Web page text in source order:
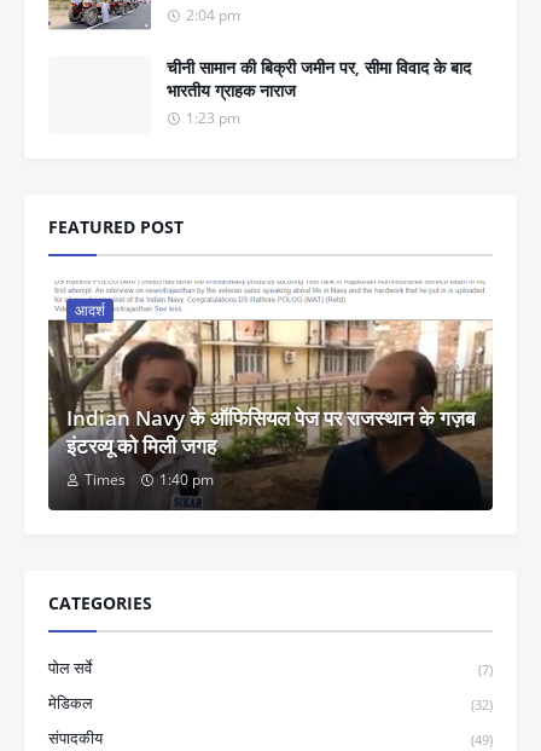
2:04 pm
चीनी सामान की बिक्री जमीन पर, सीमा विवाद के बाद
भारतीय ग्राहक नाराज
1:23 pm
FEATURED POST
आदर्श
Indian Navy के ऑफिसियल पेज पर राजस्थान के गज़ब
इंटरव्यू को मिली जगह
Times 1:40 pm
CATEGORIES
पोल सर्वे (7)
मेडिकल (32)
संपादकीय (49)